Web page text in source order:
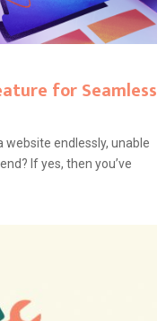
for Seamless
website endlessly, unable
If yes, then you’ve